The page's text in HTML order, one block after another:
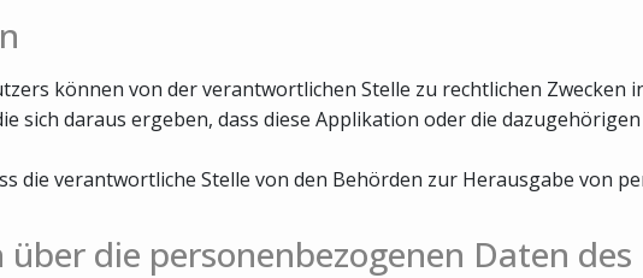
können von der verantwortlichen Stelle zu rechtlichen Zwecken
sich daraus ergeben, dass diese Applikation oder die
die verantwortliche Stelle von den Behörden zur Herausgabe von
die personenbezogenen Daten des